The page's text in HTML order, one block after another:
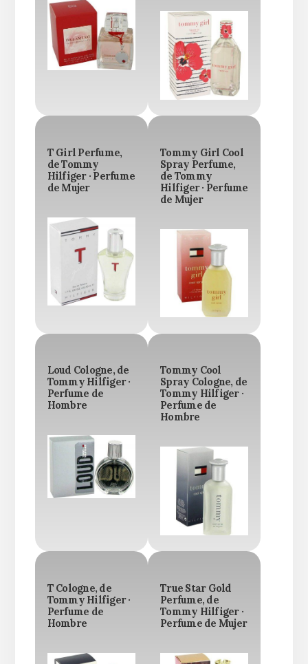
T Girl Perfume,
de Tommy
Hilfiger · Perfume
de Mujer
Tommy Girl Cool
Spray Perfume,
de Tommy
Hilfiger · Perfume
de Mujer
Loud Cologne, de
Tommy Hilfiger ·
Perfume de
Hombre
Tommy Cool
Spray Cologne, de
Tommy Hilfiger ·
Perfume de
Hombre
T Cologne, de
Tommy Hilfiger ·
Perfume de
Hombre
True Star Gold
Perfume, de
Tommy Hilfiger ·
Perfume de Mujer